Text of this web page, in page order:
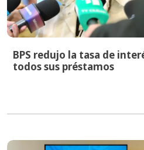
BPS redujo la tasa de
todos sus préstamos